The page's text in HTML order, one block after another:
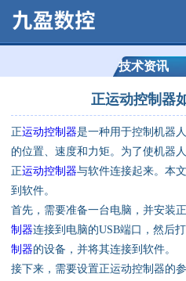
技术资讯
正运动控制器
正运动控制器是一种用于控制机器
的位置、速度和力矩。为了使机器
正运动控制器与软件连接起来。本
到软件。
首先，需要准备一台电脑，并安装
制器连接到电脑的USB端口，然后
制器的设备，并将其连接到软件。
接下来，需要设置正运动控制器的